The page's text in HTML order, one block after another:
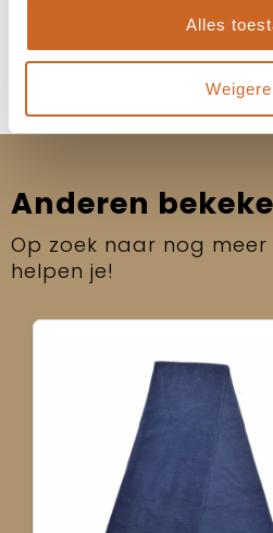
Alles
Anderen
Op zoek naar nog meer
helpen je!